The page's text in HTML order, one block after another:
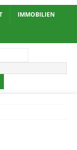
IMMOBILIEN